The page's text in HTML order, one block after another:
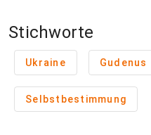
Stichworte
Ukraine Gudenus
Selbstbestimmung